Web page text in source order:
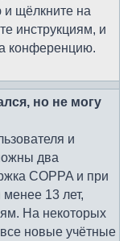
и щёлкните на
инструкциям, и
конференцию.
но не могу
и
два
COPPA и при
13 лет,
На некоторых
новые учётные